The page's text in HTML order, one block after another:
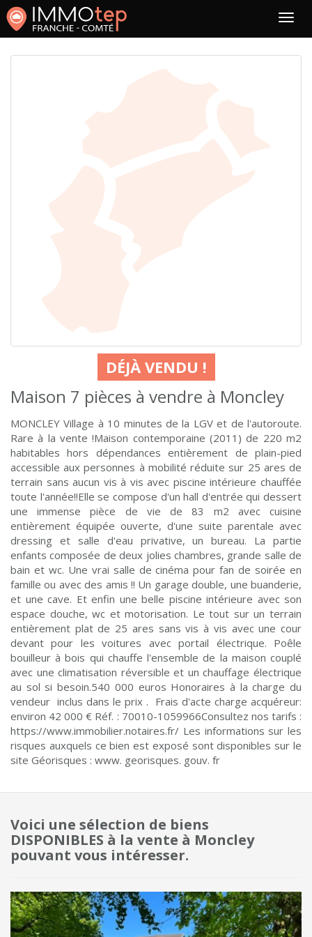
DÉJÀ VENDU !
Maison 7 pièces à vendre à Moncley
MONCLEY Village à 10 minutes de la LGV et de l'autoroute.
Rare à la vente !Maison contemporaine (2011) de 220 m2
habitables hors dépendances entièrement de plain-pied
accessible aux personnes à mobilité réduite sur 25 ares de
terrain sans aucun vis à vis avec piscine intérieure chauffée
toute l'année!!Elle se compose d'un hall d'entrée qui dessert
une immense pièce de vie de 83 m2 avec cuisine
entièrement équipée ouverte, d'une suite parentale avec
dressing et salle d'eau privative, un bureau. La partie
enfants composée de deux jolies chambres, grande salle de
bain et wc. Une vrai salle de cinéma pour fan de soirée en
famille ou avec des amis !! Un garage double, une buanderie,
et une cave. Et enfin une belle piscine intérieure avec son
espace douche, wc et motorisation. Le tout sur un terrain
entièrement plat de 25 ares sans vis à vis avec une cour
devant pour les voitures avec portail électrique. Poêle
bouilleur à bois qui chauffe l'ensemble de la maison couplé
avec une climatisation réversible et un chauffage électrique
au sol si besoin.540 000 euros Honoraires à la charge du
vendeur inclus dans le prix . Frais d'acte charge acquéreur:
environ 42 000 € Réf. : 70010-1059966Consultez nos tarifs :
https://www.immobilier.notaires.fr/ Les informations sur les
risques auxquels ce bien est exposé sont disponibles sur le
site Géorisques : www. georisques. gouv. fr
Voici une sélection de biens
DISPONIBLES à la vente à Moncley
pouvant vous intéresser.